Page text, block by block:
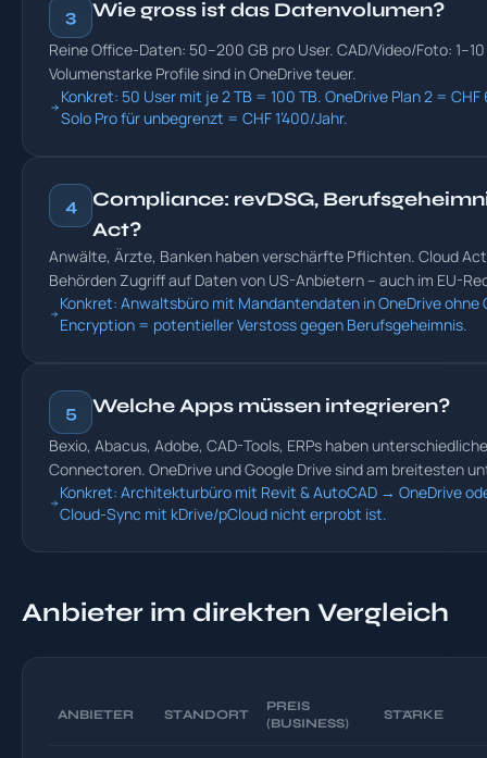
3 Wie gross ist das Datenvolumen?
Reine Office-Daten: 50–200 GB pro User. CAD/Video/Foto:
Volumenstarke Profile sind in OneDrive teuer.
Konkret: 50 User mit je 2 TB = 100 TB. OneDrive Plan 2 = CHF
Solo Pro für unbegrenzt = CHF 1’400/Jahr.
4
Compliance: revDSG,
Act?
Anwälte, Ärzte, Banken haben verschärfte Pflichten. Cloud
Behörden Zugriff auf Daten von US-Anbietern – auch im EU-
Konkret: Anwaltsbüro mit Mandantendaten in OneDrive ohne
Encryption = potentieller Verstoss gegen Berufsgeheimnis.
5 Welche Apps müssen integrieren?
Bexio, Abacus, Adobe, CAD-Tools, ERPs haben
Connectoren. OneDrive und Google Drive sind am breitesten
Konkret: Architekturbüro mit Revit & AutoCAD → OneDrive
Cloud-Sync mit kDrive/pCloud nicht erprobt ist.
Anbieter im direkten Vergleich
ANBIETER STANDORT
PREIS
(BUSINESS)
STÄRKE